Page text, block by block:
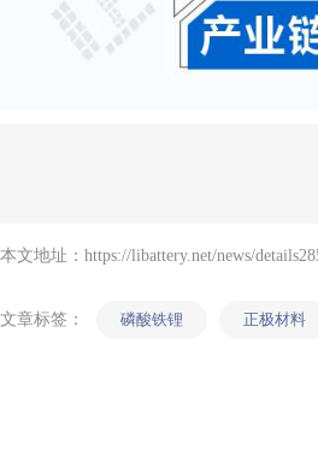
本文地址：https://libattery.net/news/
文章标签： 磷酸铁锂 正极材料